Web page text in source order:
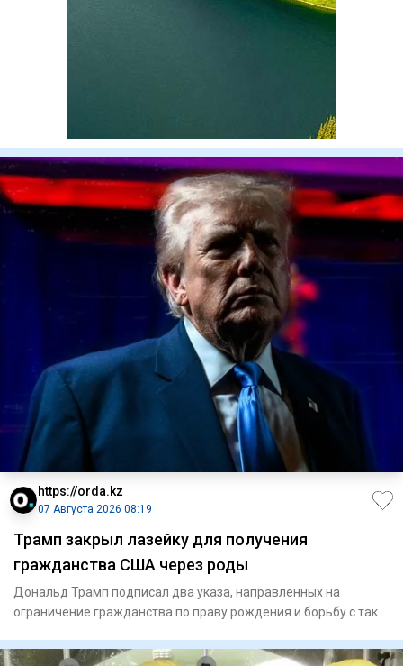
https://orda.kz
07 Августа 2026 08:19
Трамп закрыл лазейку для получения
гражданства США через роды
Дональд Трамп подписал два указа, направленных на
ограничение гражданства по праву рождения и борьбу с так